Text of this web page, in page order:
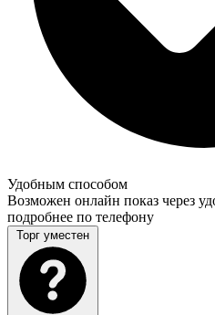
Удобным способом
Возможен онлайн показ через
подробнее по телефону
Торг уместен